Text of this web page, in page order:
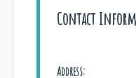
Contact
Address: